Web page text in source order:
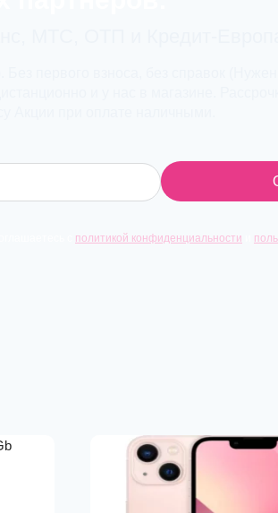
политикой конфиденциальности